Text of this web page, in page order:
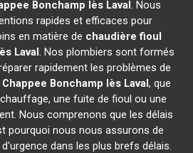
Bonchamp lès Laval. Nous
rapides et efficaces pour
en matière de chaudière fioul
Laval. Nos plombiers sont formés
rapidement les problèmes de
Bonchamp lès Laval, que
une fuite de fioul ou une
Nous comprenons que les délais
pourquoi nous nous assurons de
dans les plus brefs délais.